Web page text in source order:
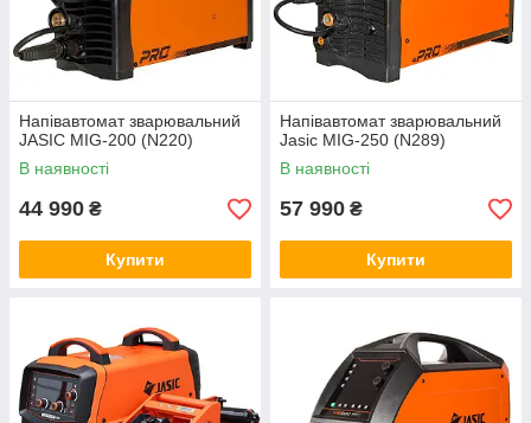
Напівавтомат зварювальний
JASIC MIG-200 (N220)
В наявності
44 990 ₴
Купити
Напівавтомат зварювальний
Jasic MIG-250 (N289)
В наявності
57 990 ₴
Купити